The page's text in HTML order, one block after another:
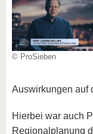
© ProSieben
Auswirkungen auf
Hierbei war auch
Regionalplanung